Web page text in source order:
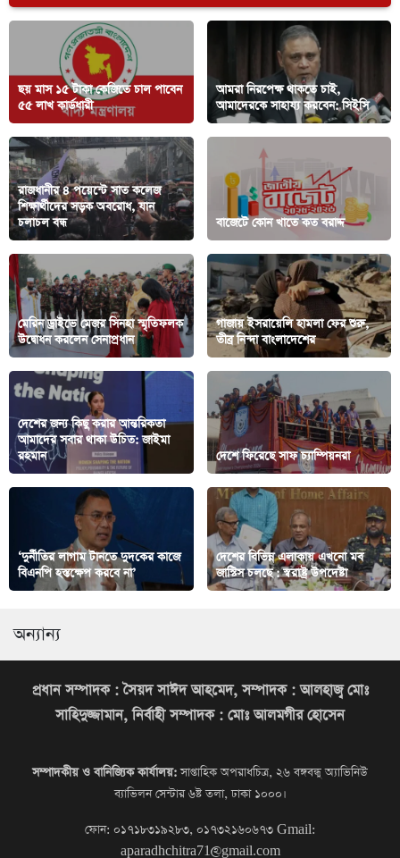
ছয় মাস ১৫ টাকা কেজিতে চাল পাবেন
৫৫ লাখ কার্ডধারী
আমরা নিরপেক্ষ থাকতে চাই,
আমাদেরকে সাহায্য করবেন: সিইসি
রাজধানীর ৪ পয়েন্টে সাত কলেজ
শিক্ষার্থীদের সড়ক অবরোধ, যান
চলাচল বন্ধ
বাজেটে কোন খাতে কত বরাদ্দ
মেরিন ড্রাইভে মেজর সিনহা স্মৃতিফলক
উদ্বোধন করলেন সেনাপ্রধান
গাজায় ইসরায়েলি হামলা ফের শুরু,
তীব্র নিন্দা বাংলাদেশের
দেশের জন্য কিছু করার আন্তরিকতা
আমাদের সবার থাকা উচিত: জাইমা
রহমান
দেশে ফিরেছে সাফ চ্যাম্পিয়নরা
‘দুর্নীতির লাগাম টানতে দুদকের কাজে
বিএনপি হস্তক্ষেপ করবে না’
দেশের বিভিন্ন এলাকায় এখনো মব
জাস্টিস চলছে : স্বরাষ্ট্র উপদেষ্টা
অন্যান্য
প্রধান সম্পাদক : সৈয়দ সাঈদ আহমেদ, সম্পাদক : আলহাজ্ব মোঃ
সাহিদুজ্জামান, নির্বাহী সম্পাদক : মোঃ আলমগীর হোসেন
সম্পাদকীয় ও বানিজ্যিক কার্যালয়:সাপ্তাহিক অপরাধচিত্র, ২৬ বঙ্গবন্ধু অ্যাভিনিউ
ব্যাভিলন সেন্টার ৬ষ্ট তলা, ঢাকা ১০০০।
ফোন: ০১৭১৮৩১৯২৮৩, ০১৭৩২১৬০৬৭৩ Gmail:
aparadhchitra71@gmail.com